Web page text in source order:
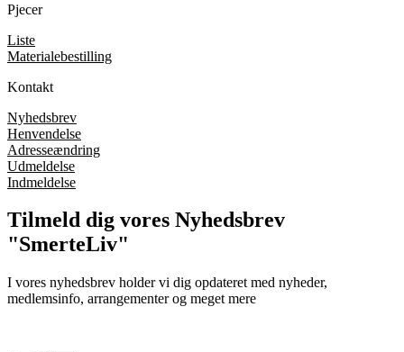
Pjecer
Liste
Materialebestilling
Kontakt
Nyhedsbrev
Henvendelse
Adresseændring
Udmeldelse
Indmeldelse
Tilmeld dig vores Nyhedsbrev
"SmerteLiv"
I vores nyhedsbrev holder vi dig opdateret med nyheder,
medlemsinfo, arrangementer og meget mere